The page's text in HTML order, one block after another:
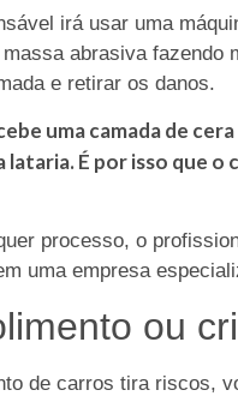
irá usar uma
abrasiva fazendo
e retirar os danos.
uma camada de
É por isso que o
processo, o
uma empresa
ou
de carros tira riscos,